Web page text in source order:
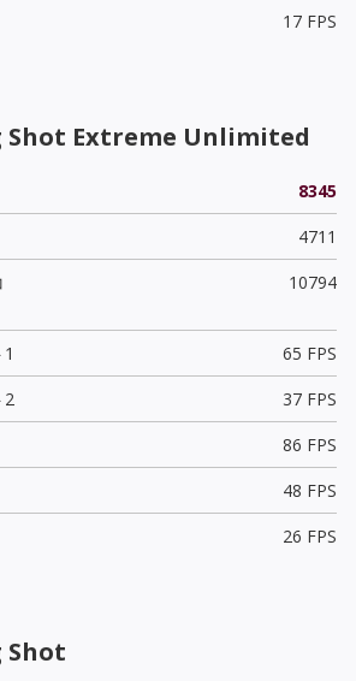
17 FPS
Shot Extreme Unlimited
8345
4711
10794
65 FPS
2
37 FPS
86 FPS
48 FPS
26 FPS
Shot